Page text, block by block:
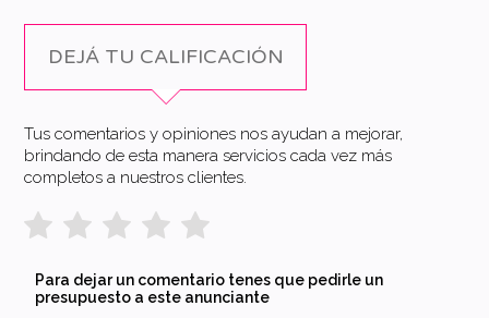
DEJÁ TU CALIFICACIÓN
Tus comentarios y opiniones nos ayudan a mejorar,
brindando de esta manera servicios cada vez más
completos a nuestros clientes.
Para dejar un comentario tenes que pedirle un
presupuesto a este anunciante